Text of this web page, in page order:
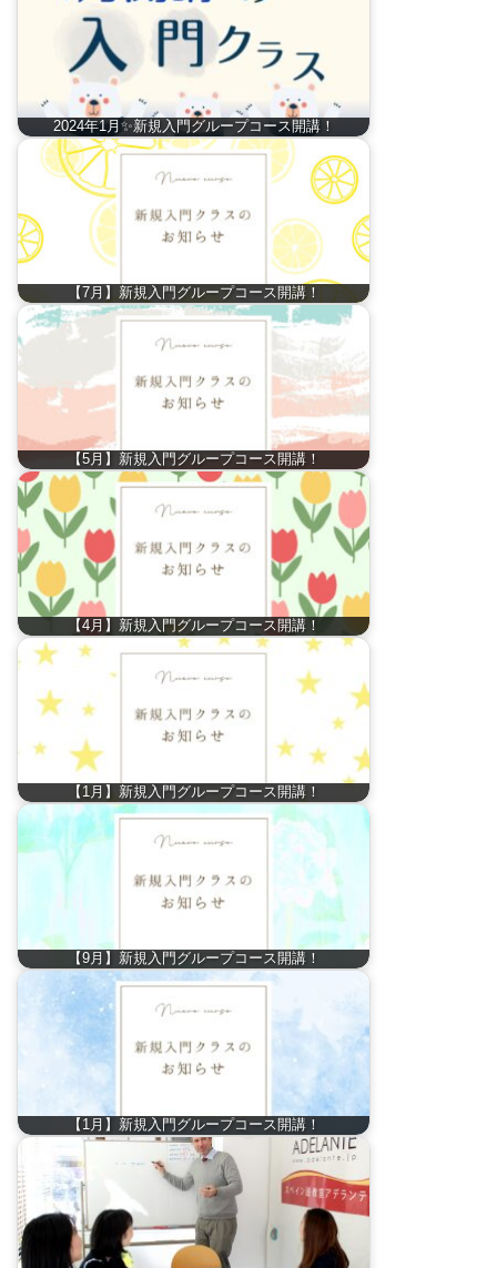
2024年1月✨新規入門グループコース開講！
【7月】新規入門グループコース開講！
【5月】新規入門グループコース開講！
【4月】新規入門グループコース開講！
【1月】新規入門グループコース開講！
【9月】新規入門グループコース開講！
【1月】新規入門グループコース開講！